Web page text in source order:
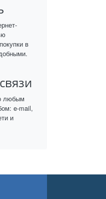
в
любым
e-mail,
и